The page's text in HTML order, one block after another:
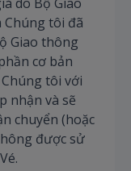
Chúng tôi đã
Giao thông
cơ bản
tôi với
nhận và sẽ
chuyển (hoặc
được sử